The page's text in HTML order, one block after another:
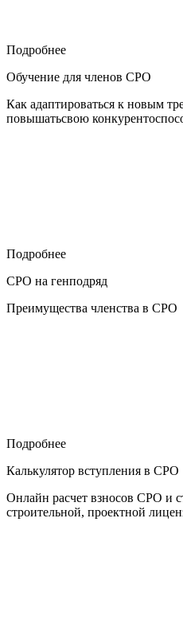
Подробнее
Обучение для членов СРО
Как адаптироваться к новым
повышатьсвою
Подробнее
СРО на генподряд
Преимущества членства в СРО
Подробнее
Калькулятор вступления в СРО
Онлайн расчет взносов СРО и
строительной, проектной